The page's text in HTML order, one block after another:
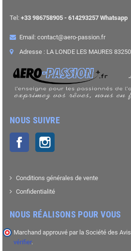
Tel: +33 986758905 - 614293257 Whatsapp
Email: contact@aero-passion.fr
Adresse : LA LONDE LES MAURES
NOUS SUIVRE
Facebook
Conditions générales de vente
Confidentialité
NOUS RÉALISONS POUR VOUS
Marchand approuvé par la Société des
vérifier.